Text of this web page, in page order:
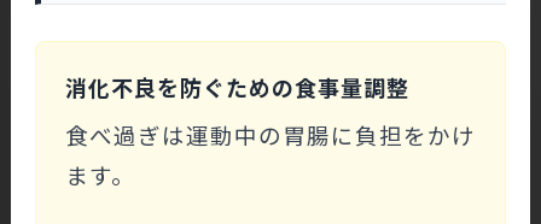
消化不良を防ぐための食事量調整
食べ過ぎは運動中の胃腸に負担をかけ
ます。